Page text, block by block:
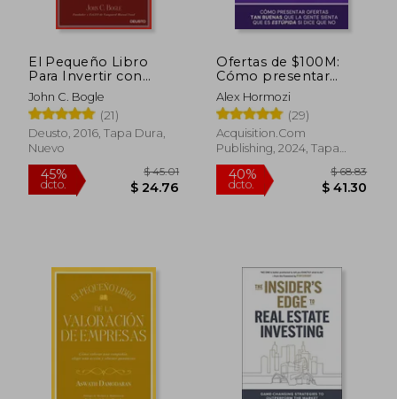
El Pequeño Libro
Para Invertir con
Sentido Común: El
Mejor Método Para
Garantizar la
Rentabilidad en Bolsa
John C. Bogle
(21)
Deusto, 2016, Tapa Dura,
Nuevo
dcto.
Ofertas de $100M:
Cómo presentar
ofertas tan buenas
que la gente sienta
que es estúpida si dice
que no
Alex Hormozi
(29)
Acquisition.Com
Publishing, 2024, Tapa
Blanda, Nuevo
40%
dcto.